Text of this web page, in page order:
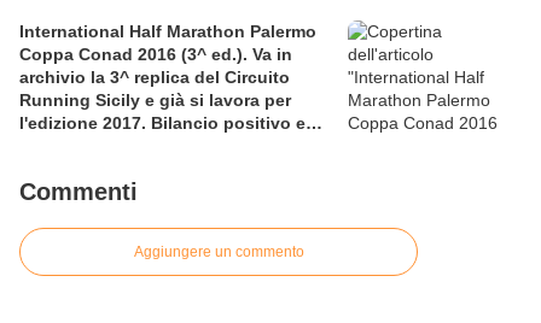
International Half Marathon Palermo
Coppa Conad 2016 (3^ ed.). Va in
archivio la 3^ replica del Circuito
Running Sicily e già si lavora per
l'edizione 2017. Bilancio positivo e
Commenti
Aggiungere un commento